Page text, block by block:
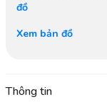
đồ
Xem bản đồ
Thông tin